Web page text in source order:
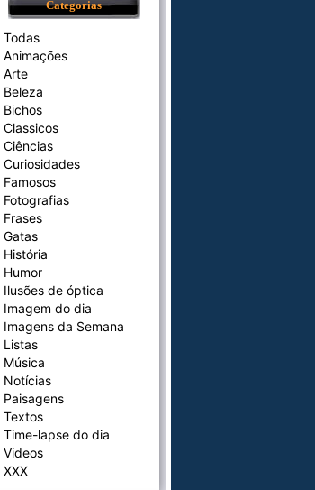
Categorias
Todas
Animações
Arte
Beleza
Bichos
Classicos
Ciências
Curiosidades
Famosos
Fotografias
Frases
Gatas
História
Humor
Ilusões de óptica
Imagem do dia
Imagens da Semana
Listas
Música
Notícias
Paisagens
Textos
Time-lapse do dia
Videos
XXX